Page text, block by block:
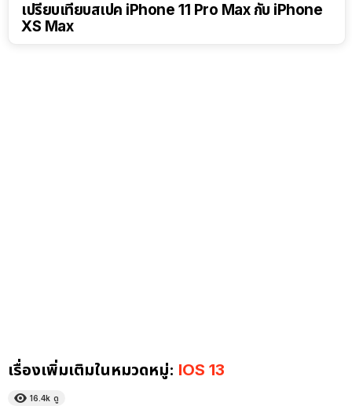
เปรียบเทียบสเปค iPhone 11 Pro Max กับ iPhone
XS Max
เรื่องเพิ่มเติมในหมวดหมู่: IOS 13
16.4k ดู